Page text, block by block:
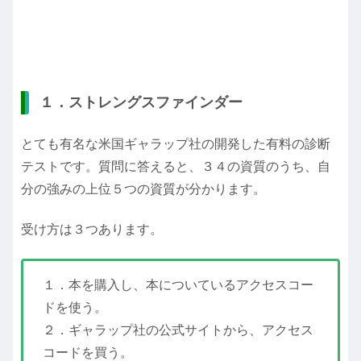
１．ストレングスファインダー
とても有名な米国ギャラップ社の開発した有料の診断
テストです。質問に答えると、３４の資質のうち、自
分の強みの上位５つの資質が分かります。
受け方は３つあります。
１．本を購入し、本についているアクセスコー
ドを使う。
２．ギャラップ社の公式サイトから、アクセス
コードを買う。